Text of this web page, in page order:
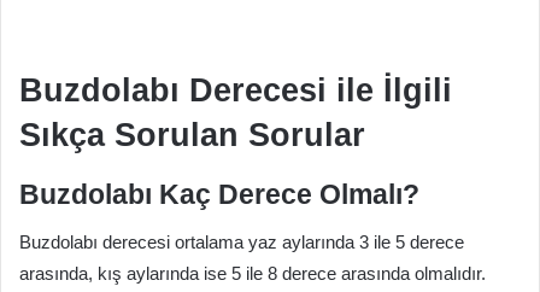
Buzdolabı Derecesi ile İlgili
Sıkça Sorulan Sorular
Buzdolabı Kaç Derece Olmalı?
Buzdolabı derecesi ortalama yaz aylarında 3 ile 5 derece
arasında, kış aylarında ise 5 ile 8 derece arasında olmalıdır.